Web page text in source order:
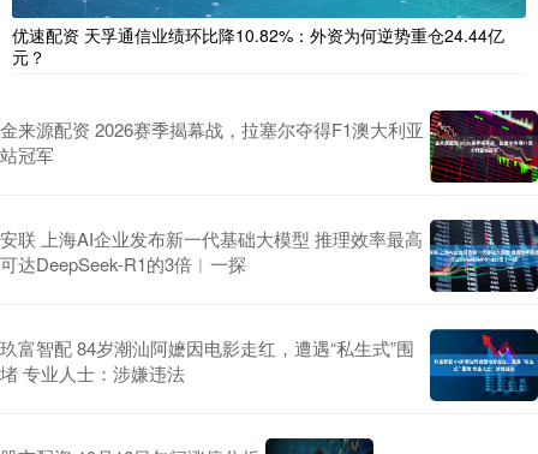
优速配资 天孚通信业绩环比降10.82%：外资为何逆势重仓24.44亿
元？
金来源配资 2026赛季揭幕战，拉塞尔夺得F1澳大利亚
站冠军
安联 上海AI企业发布新一代基础大模型 推理效率最高
可达DeepSeek-R1的3倍︱一探
玖富智配 84岁潮汕阿嬷因电影走红，遭遇“私生式”围
堵 专业人士：涉嫌违法